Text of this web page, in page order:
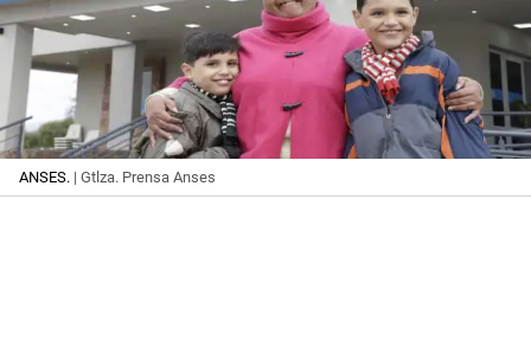
ANSES. | Gtlza. Prensa Anses